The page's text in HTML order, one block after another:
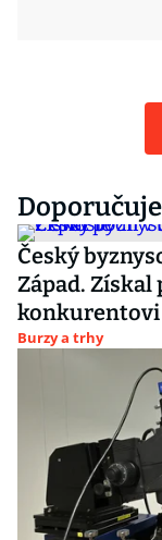
Český
Západ.
konkurentovi
Burzy a trhy